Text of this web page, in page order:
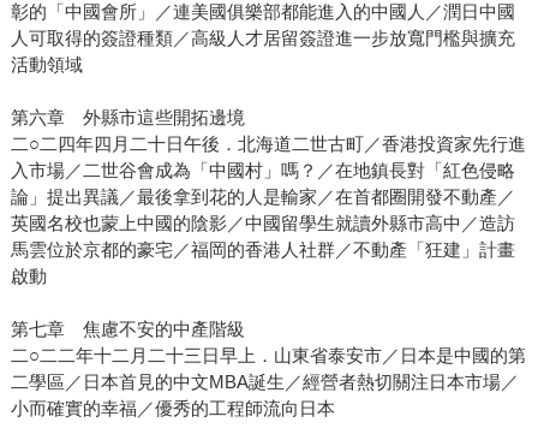
彰的「中國會所」／連美國俱樂部都能進入的中國人／潤日中國
人可取得的簽證種類／高級人才居留簽證進一步放寬門檻與擴充
活動領域
第六章 外縣市這些開拓邊境
二○二四年四月二十日午後．北海道二世古町／香港投資家先行進
入市場／二世谷會成為「中國村」嗎？／在地鎮長對「紅色侵略
論」提出異議／最後拿到花的人是輸家／在首都圈開發不動產／
英國名校也蒙上中國的陰影／中國留學生就讀外縣市高中／造訪
馬雲位於京都的豪宅／福岡的香港人社群／不動產「狂建」計畫
啟動
第七章 焦慮不安的中產階級
二○二二年十二月二十三日早上．山東省泰安市／日本是中國的第
二學區／日本首見的中文MBA誕生／經營者熱切關注日本市場／
小而確實的幸福／優秀的工程師流向日本